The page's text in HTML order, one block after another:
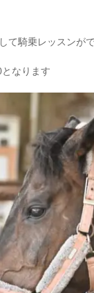
て騎乗レッスンが
なります